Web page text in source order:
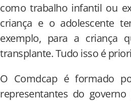
como trabalho infantil ou
criança e o adolescente
exemplo, para a criança
transplante. Tudo isso é
O Comdcap é formado
representantes do